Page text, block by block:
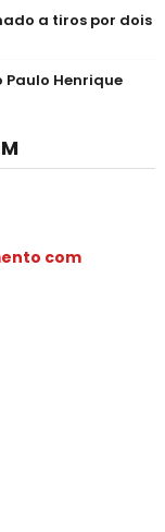
a tiros por dois
Henrique
com